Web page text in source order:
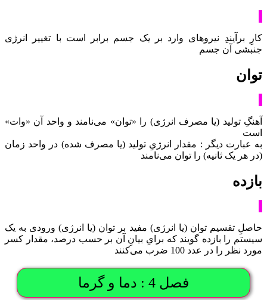
کارِ برآیندِ نیروهای وارد بر یک جسم برابر است با تغییر انرژی
جنبشی آن جسم
توان
آهنگِ تولید (یا مصرف انرژی) را «توان» می‌نامند و واحد آن «وات»
است
به عبارت دیگر : مقدار انرژیِ تولید (یا مصرف شده) در واحد زمان
(در هر یک ثانیه) را توان می‌نامند
بازده
حاصلِ تقسیم توان (یا انرژی) مفید بر توان (یا انرژی) ورودی به یک
سیستم را بازده گویند که برایِ بیانِ آن بر حسب درصد، مقدار کسر
مورد نظر را در عدد 100 ضرب می‌کنند
فصل 4 : دما و گرما